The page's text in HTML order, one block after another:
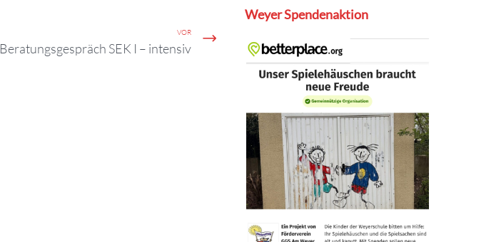
VOR
Beratungsgespräch SEK I – intensiv
Weyer Spendenaktion